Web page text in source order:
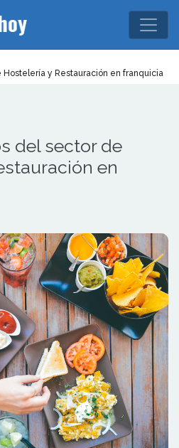
y Restauración en franquicia
del sector de
en